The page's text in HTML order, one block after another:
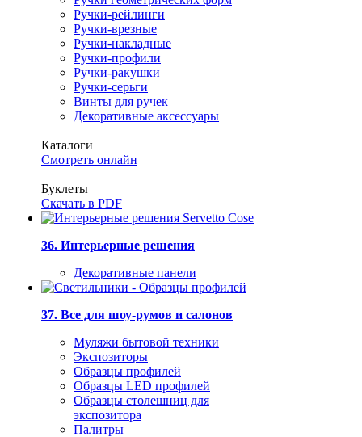
Ручки-рейлинги
Ручки-врезные
Ручки-накладные
Ручки-профили
Ручки-ракушки
Ручки-серьги
Винты для ручек
Декоративные аксессуары
Каталоги
Смотреть онлайн
Буклеты
Скачать в PDF
36. Интерьерные решения
Декоративные панели
37. Все для шоу-румов и салонов
Муляжи бытовой техники
Экспозиторы
Образцы профилей
Образцы LED профилей
Образцы столешниц для
экспозитора
Палитры